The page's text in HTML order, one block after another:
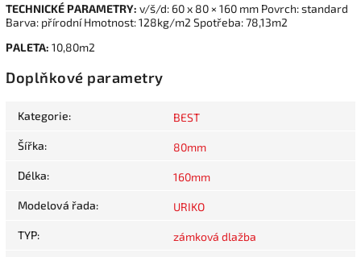
TECHNICKÉ PARAMETRY: v/š/d: 60 x 80 × 160 mm Povrch: standard
Barva: přírodní Hmotnost: 128kg/m2 Spotřeba: 78,13m2
PALETA: 10,80m2
Doplňkové parametry
Kategorie: BEST
Šířka: 80mm
Délka: 160mm
Modelová řada: URIKO
TYP: zámková dlažba